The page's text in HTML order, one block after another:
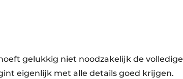
gelukkig niet noodzakelijk de volledige
eigenlijk met alle details goed krijgen.